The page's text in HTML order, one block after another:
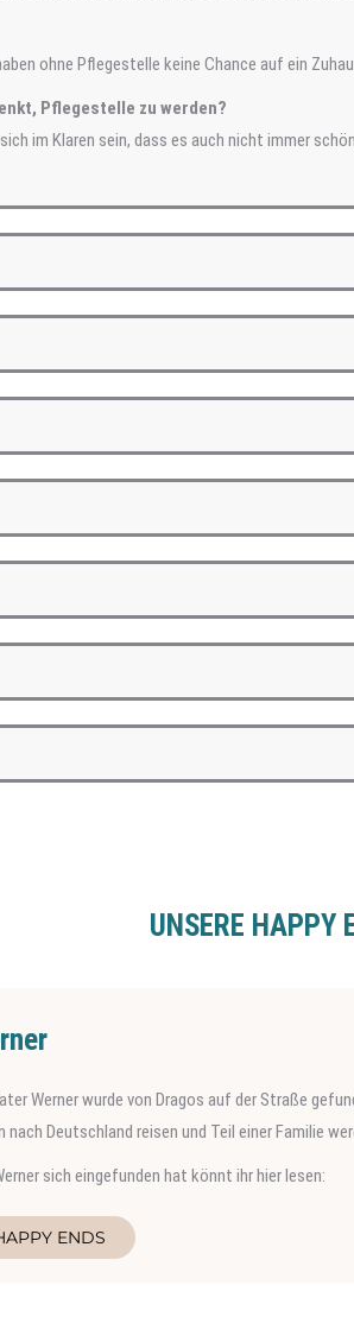
ohne Pflegestelle keine Chance auf ein
Pflegestelle zu werden?
im Klaren sein, dass es auch nicht immer
UNSERE HAPPY
Werner wurde von Dragos auf der Straße
nach Deutschland reisen und Teil einer Familie
sich eingefunden hat könnt ihr hier lesen:
ENDS